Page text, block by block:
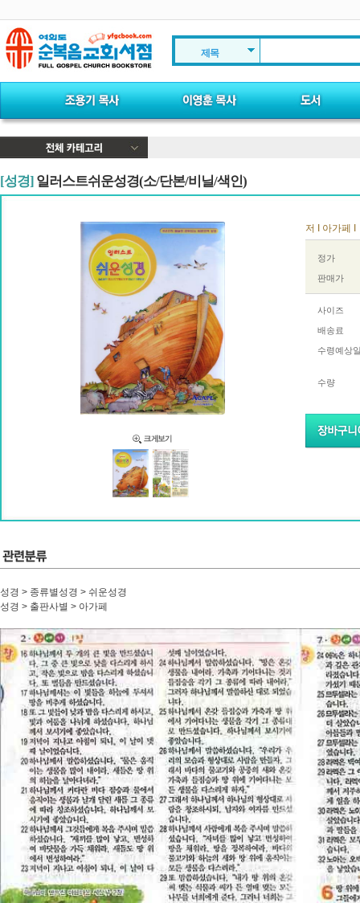
제목
[성경] 일러스트쉬운성경(소/단본/비닐/색인)
저 I 아가페 I
정가
판매가
사이즈
배송료
수령예상
수량
성경 > 종류별성경 > 쉬운성경
성경 > 출판사별 > 아가페